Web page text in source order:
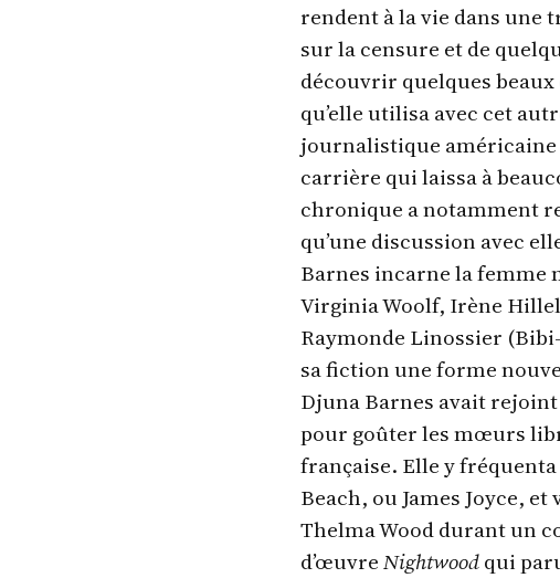
rendent à la vie dans une
sur la censure et de
découvrir quelques beaux
qu’elle utilisa avec cet
journalistique américaine
carrière qui laissa à
chronique a notamment
qu’une discussion avec
Barnes incarne la femme
Virginia Woolf, Irène
Raymonde Linossier
sa fiction une forme
Djuna Barnes avait rejoint
pour goûter les mœurs
française. Elle y fréquenta
Beach, ou James Joyce,
Thelma Wood durant un
d’œuvreNightwoodqui